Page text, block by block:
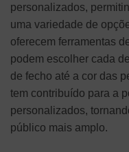
personalizados,
uma variedade de
oferecem ferramentas
podem escolher cada
de fecho até a cor das
tem contribuído para a
personalizados,
público mais amplo.